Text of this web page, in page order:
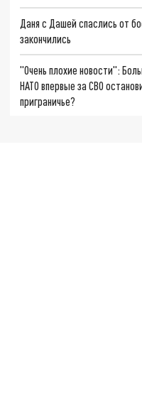
Даня с Дашей спаслись от
закончились
"Очень плохие новости":
НАТО впервые за СВО
приграничье?